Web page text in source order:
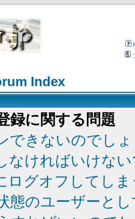
Index
録に関する問題
できないのでし
なければいけな
ログオフしてし
態のユーザーと